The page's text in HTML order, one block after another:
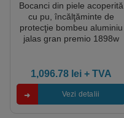
Bocanci din piele acoperită
cu pu, încălţăminte de
protecţie bombeu aluminiu
jalas gran premio 1898w
35 – 50, culoare
negru,gri,galben
1,096.78 lei + TVA
Vezi detalii